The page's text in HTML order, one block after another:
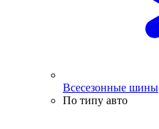
Всесезонные шины
По типу авто